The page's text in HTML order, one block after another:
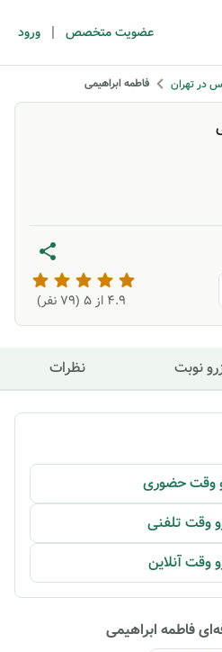
عضویت متخصص | ورود
در تهران فاطمه ابراهیمی
4.9 از ۵ ( 79 نفر)
نوبت نظرات
وقت حضوری
وقت تلفنی
وقت آنلاین
فاطمه ابراهیمی